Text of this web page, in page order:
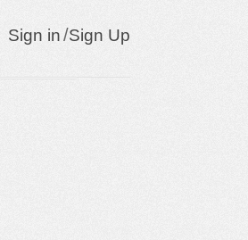
Sign in/Sign Up